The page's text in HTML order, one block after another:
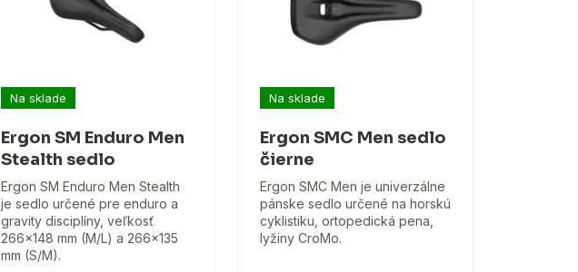
Na sklade
Ergon SM Enduro Men
Stealth sedlo
Ergon SM Enduro Men Stealth
je sedlo určené pre enduro a
gravity disciplíny, veľkosť
266x148 mm (M/L) a 266x135
mm (S/M).
Na sklade
Ergon SMC Men sedlo
čierne
Ergon SMC Men je univerzálne
pánske sedlo určené na horskú
cyklistiku, ortopedická pena,
lyžiny CroMo.